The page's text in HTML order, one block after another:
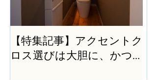
【特集記事】アクセントク
ロス選びは大胆に、かつ